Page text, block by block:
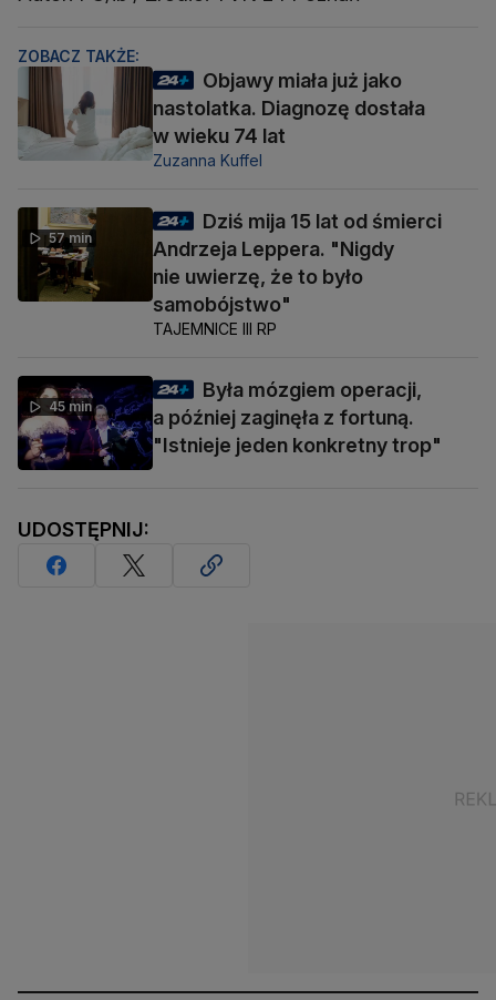
ZOBACZ TAKŻE:
Objawy miała już jako
nastolatka. Diagnozę dostała
w wieku 74 lat
Zuzanna Kuffel
57 min
Dziś mija 15 lat od śmierci
Andrzeja Leppera. "Nigdy
nie uwierzę, że to było
samobójstwo"
TAJEMNICE III RP
45 min
Była mózgiem operacji,
a później zaginęła z fortuną.
"Istnieje jeden konkretny trop"
UDOSTĘPNIJ: